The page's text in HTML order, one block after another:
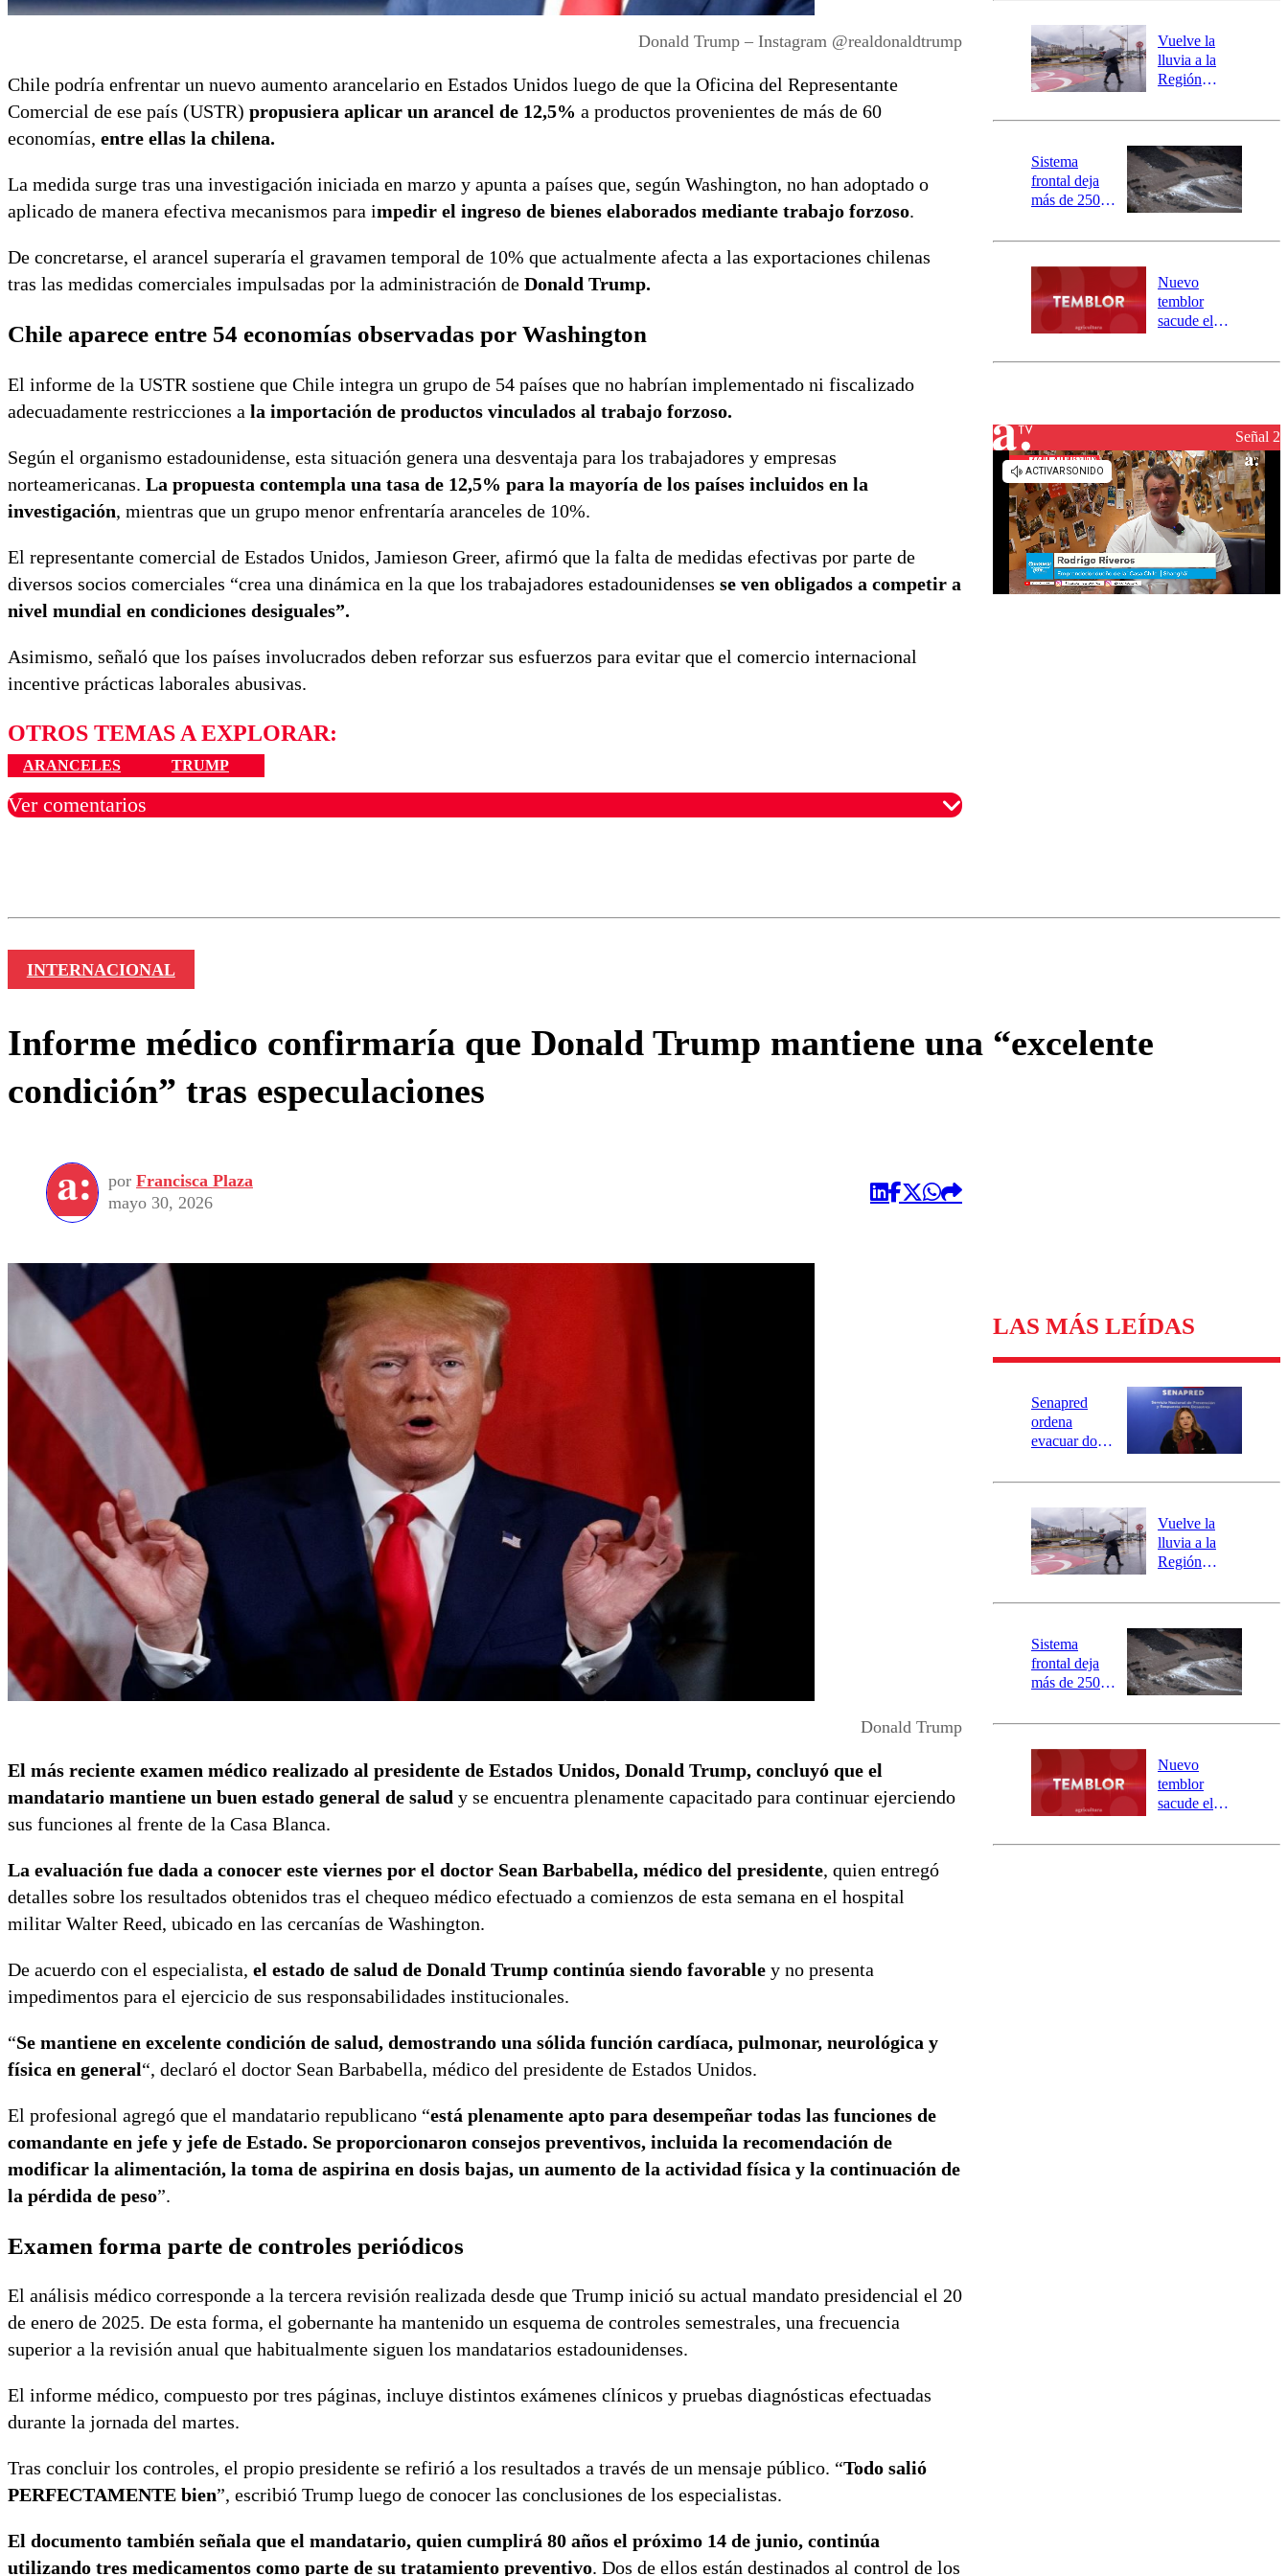
Donald Trump – Instagram @realdonaldtrump
Chile podría enfrentar un nuevo aumento arancelario en Estados Unidos luego de que la Oficina del Representante
Comercial de ese país (USTR) propusiera aplicar un arancel de 12,5% a productos provenientes de más de 60
economías, entre ellas la chilena.
La medida surge tras una investigación iniciada en marzo y apunta a países que, según Washington, no han adoptado o
aplicado de manera efectiva mecanismos para impedir el ingreso de bienes elaborados mediante trabajo forzoso.
De concretarse, el arancel superaría el gravamen temporal de 10% que actualmente afecta a las exportaciones chilenas
tras las medidas comerciales impulsadas por la administración de Donald Trump.
Chile aparece entre 54 economías observadas por Washington
El informe de la USTR sostiene que Chile integra un grupo de 54 países que no habrían implementado ni fiscalizado
adecuadamente restricciones a la importación de productos vinculados al trabajo forzoso.
Según el organismo estadounidense, esta situación genera una desventaja para los trabajadores y empresas
norteamericanas. La propuesta contempla una tasa de 12,5% para la mayoría de los países incluidos en la
investigación, mientras que un grupo menor enfrentaría aranceles de 10%.
El representante comercial de Estados Unidos, Jamieson Greer, afirmó que la falta de medidas efectivas por parte de
diversos socios comerciales “crea una dinámica en la que los trabajadores estadounidenses se ven obligados a competir a
nivel mundial en condiciones desiguales”.
Asimismo, señaló que los países involucrados deben reforzar sus esfuerzos para evitar que el comercio internacional
incentive prácticas laborales abusivas.
OTROS TEMAS A EXPLORAR:
ARANCELES TRUMP
Ver comentarios
río Damas:
activa
mensajería
SAE
Vuelve la
lluvia a la
Región
este es el
la DMC para
este viernes
Sistema
frontal deja
más de 250
y 317
aisladas entre
Valparaíso y
Los Ríos
Nuevo
temblor
sacude el
revisa la
Señal 2
INTERNACIONAL
Informe médico confirmaría que Donald Trump mantiene una “excelente
condición” tras especulaciones
por Francisca Plaza
mayo 30, 2026
Donald Trump
El más reciente examen médico realizado al presidente de Estados Unidos, Donald Trump, concluyó que el
mandatario mantiene un buen estado general de salud y se encuentra plenamente capacitado para continuar ejerciendo
sus funciones al frente de la Casa Blanca.
La evaluación fue dada a conocer este viernes por el doctor Sean Barbabella, médico del presidente, quien entregó
detalles sobre los resultados obtenidos tras el chequeo médico efectuado a comienzos de esta semana en el hospital
militar Walter Reed, ubicado en las cercanías de Washington.
De acuerdo con el especialista, el estado de salud de Donald Trump continúa siendo favorable y no presenta
impedimentos para el ejercicio de sus responsabilidades institucionales.
“Se mantiene en excelente condición de salud, demostrando una sólida función cardíaca, pulmonar, neurológica y
física en general“, declaró el doctor Sean Barbabella, médico del presidente de Estados Unidos.
El profesional agregó que el mandatario republicano “está plenamente apto para desempeñar todas las funciones de
comandante en jefe y jefe de Estado. Se proporcionaron consejos preventivos, incluida la recomendación de
modificar la alimentación, la toma de aspirina en dosis bajas, un aumento de la actividad física y la continuación de
la pérdida de peso”.
Examen forma parte de controles periódicos
El análisis médico corresponde a la tercera revisión realizada desde que Trump inició su actual mandato presidencial el 20
de enero de 2025. De esta forma, el gobernante ha mantenido un esquema de controles semestrales, una frecuencia
superior a la revisión anual que habitualmente siguen los mandatarios estadounidenses.
El informe médico, compuesto por tres páginas, incluye distintos exámenes clínicos y pruebas diagnósticas efectuadas
durante la jornada del martes.
Tras concluir los controles, el propio presidente se refirió a los resultados a través de un mensaje público. “Todo salió
PERFECTAMENTE bien”, escribió Trump luego de conocer las conclusiones de los especialistas.
El documento también señala que el mandatario, quien cumplirá 80 años el próximo 14 de junio, continúa
utilizando tres medicamentos como parte de su tratamiento preventivo. Dos de ellos están destinados al control de los
LAS MÁS LEÍDAS
Senapred
ordena
evacuar dos
Carahue por
río Damas:
activa
mensajería
SAE
Vuelve la
lluvia a la
Región
este es el
la DMC para
este viernes
Sistema
frontal deja
más de 250
y 317
aisladas entre
Valparaíso y
Los Ríos
Nuevo
temblor
sacude el
revisa la